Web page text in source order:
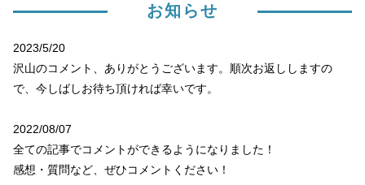
お知らせ
2023/5/20
沢山のコメント、ありがとうございます。順次お返ししますの
で、今しばしお待ち頂ければ幸いです。
2022/08/07
全ての記事でコメントができるようになりました！
感想・質問など、ぜひコメントください！